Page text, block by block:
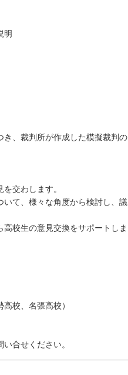
判所が作成した模擬裁判の
わします。
様々な角度から検討し、議
の意見交換をサポートしま
校、名張高校）
合せください。